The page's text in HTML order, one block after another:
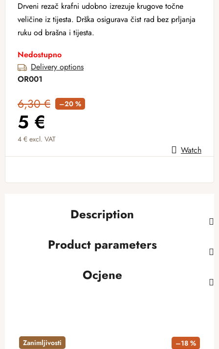
Drveni rezač krafni udobno izrezuje krugove točne
veličine iz tijesta. Drška osigurava čist rad bez prljanja
ruku od brašna i tijesta.
Nedostupno
Delivery options
OR001
6,30 € –20 %
5 €
4 € excl. VAT
Measure price: Watch
Description
Product parameters
Ocjene
Zanimljivosti
–18 %